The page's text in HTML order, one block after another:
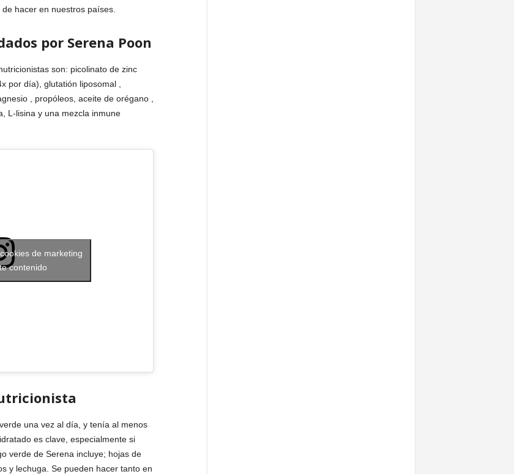
hacer en nuestros países.
por Serena Poon
son: picolinato de zinc
por día), glutatión liposomal ,
, propóleos, aceite de orégano ,
L-lisina y una mezcla inmune
de marketing
contenido
una vez al día, y tenía al menos
es clave, especialmente si
verde de Serena incluye; hojas de
y lechuga. Se pueden hacer tanto en